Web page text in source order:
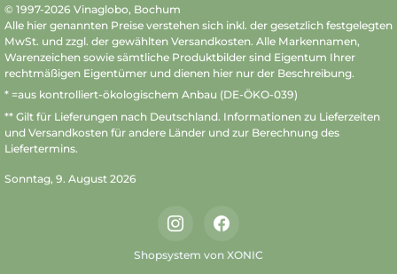
© 1997-2026 Vinaglobo, Bochum
Alle hier genannten Preise verstehen sich inkl. der gesetzlich festgelegten
MwSt. und zzgl. der gewählten Versandkosten. Alle Markennamen,
Warenzeichen sowie sämtliche Produktbilder sind Eigentum Ihrer
rechtmäßigen Eigentümer und dienen hier nur der Beschreibung.
* =aus kontrolliert-ökologischem Anbau (DE-ÖKO-039)
** Gilt für Lieferungen nach Deutschland. Informationen zu Lieferzeiten
und Versandkosten für andere Länder und zur Berechnung des
Liefertermins.
Sonntag, 9. August 2026
InstagramFacebook
Shopsystem von XONIC